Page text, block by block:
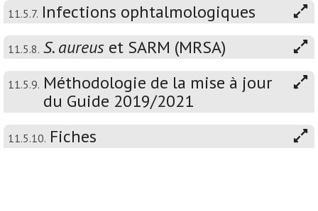
11.5.7. Infections ophtalmologiques
11.5.8. S. aureus et SARM (MRSA)
11.5.9. Méthodologie de la mise à jour
du Guide 2019/2021
11.5.10. Fiches